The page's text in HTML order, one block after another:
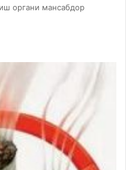
органи мансабдор